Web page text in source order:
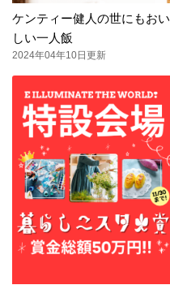
ケンティー健人の世にもおい
しい一人飯
2024年04年10日更新